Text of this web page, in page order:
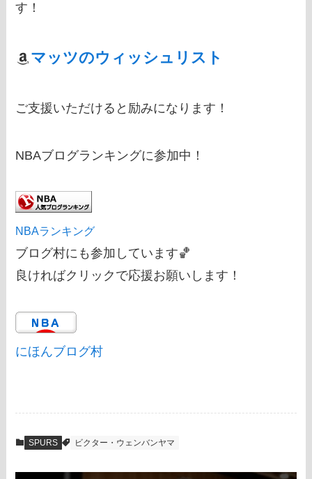
す！
マッツのウィッシュリスト
ご支援いただけると励みになります！
NBAブログランキングに参加中！
NBAランキング
ブログ村にも参加しています🏀
良ければクリックで応援お願いします！
にほんブログ村
SPURS ビクター・ウェンバンヤマ